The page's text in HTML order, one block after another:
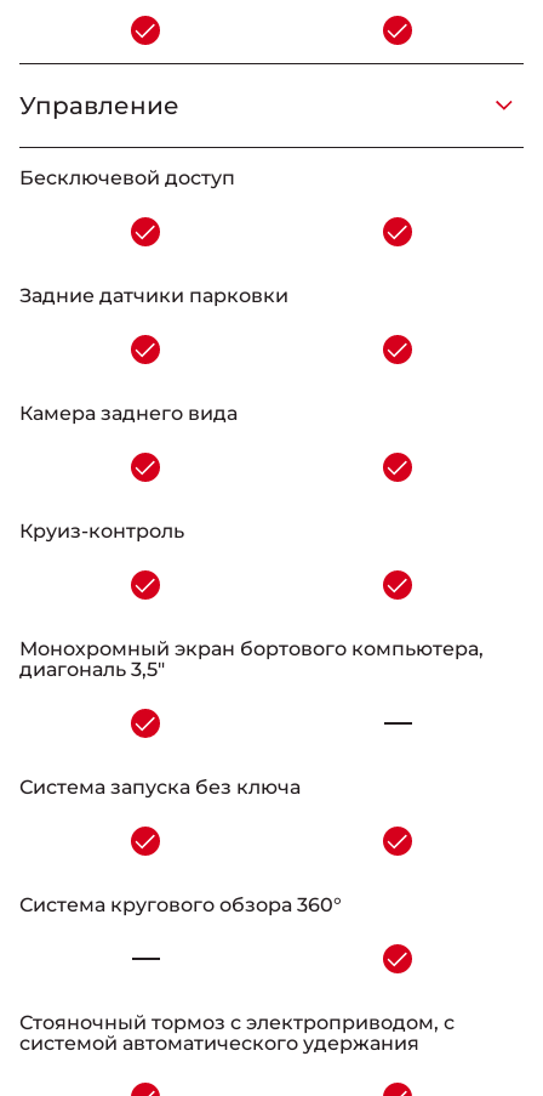
Управление
Бесключевой доступ
Задние датчики парковки
Камера заднего вида
Круиз-контроль
Монохромный экран бортового компьютера,
диагональ 3,5"
Система запуска без ключа
Система кругового обзора 360°
Стояночный тормоз с электроприводом, с
системой автоматического удержания
_